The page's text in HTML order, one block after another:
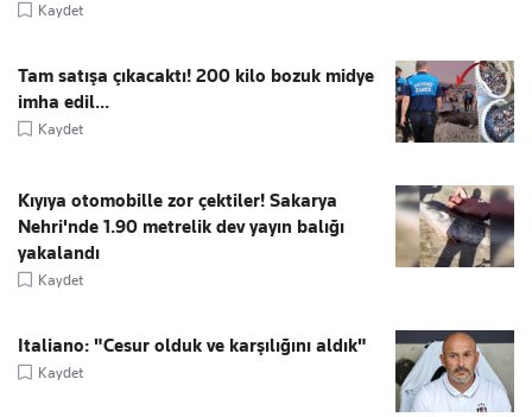
Kaydet
Tam satışa çıkacaktı! 200 kilo bozuk midye
imha edil...
Kaydet
Kıyıya otomobille zor çektiler! Sakarya
Nehri'nde 1.90 metrelik dev yayın balığı
yakalandı
Kaydet
Italiano: "Cesur olduk ve karşılığını aldık"
Kaydet